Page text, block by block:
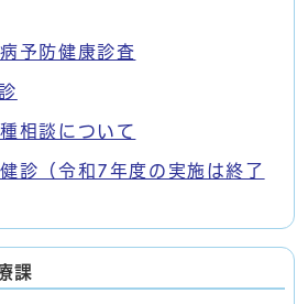
予防健康診査
相談について
診（令和7年度の実施は終了
課